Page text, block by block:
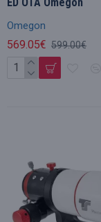
Omegon
569.05€ 599.00€